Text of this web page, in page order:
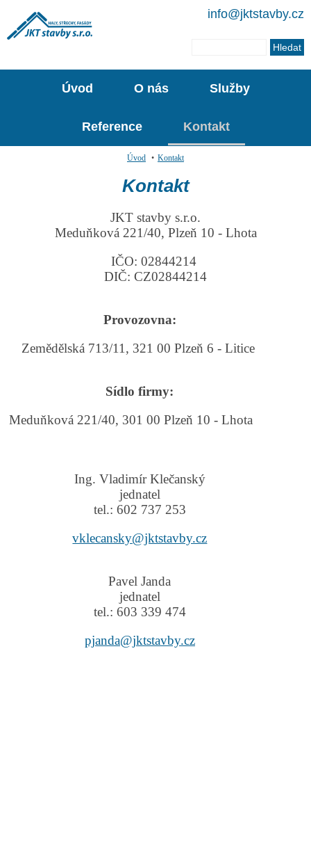
info@jktstavby.cz
Úvod O nás Služby
Reference Kontakt
Úvod • Kontakt
Kontakt
JKT stavby s.r.o.
Meduňková 221/40, Plzeň 10 - Lhota
IČO: 02844214
DIČ: CZ02844214
Provozovna:
Zemědělská 713/11, 321 00 Plzeň 6 - Litice
Sídlo firmy:
Meduňková 221/40, 301 00 Plzeň 10 - Lhota
Ing. Vladimír Klečanský
jednatel
tel.: 602 737 253
vklecansky@jktstavby.cz
Pavel Janda
jednatel
tel.: 603 339 474
pjanda@jktstavby.cz